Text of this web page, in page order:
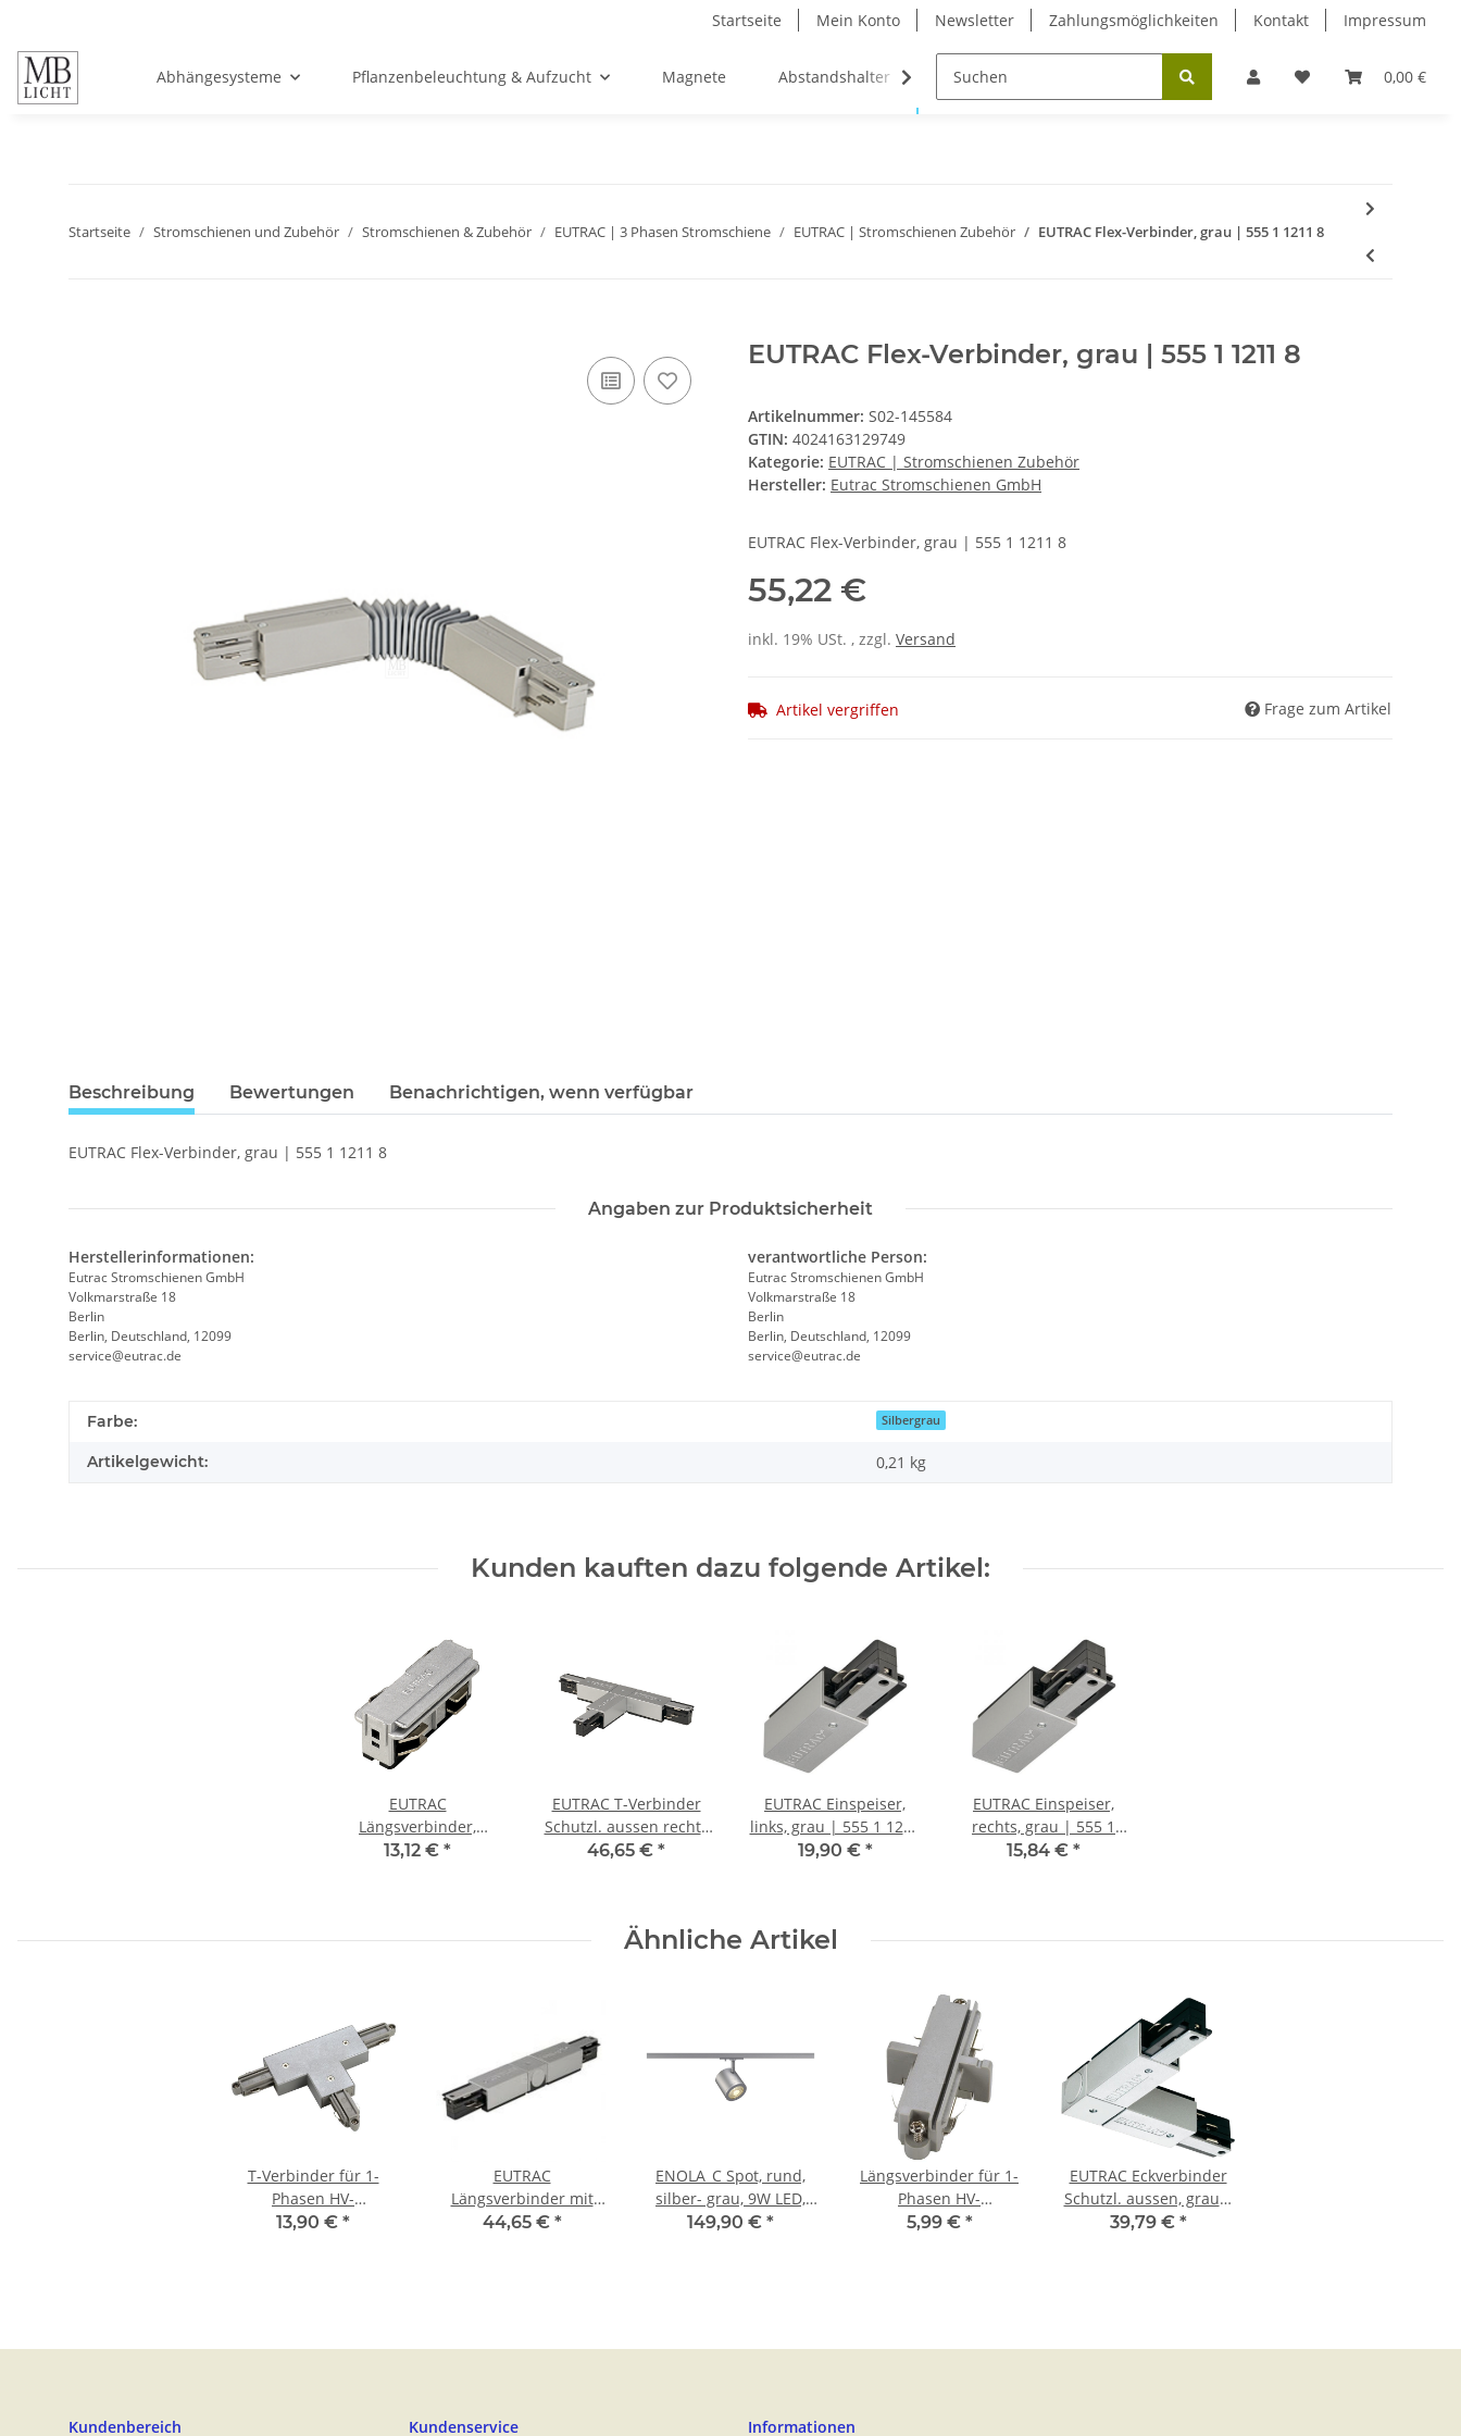
Startseite Mein Konto Newsletter Zahlungsmöglichkeiten Kontakt Impressum
0,00 €
Abhängesysteme Pflanzenbeleuchtung & Aufzucht Magnete Abstandshalter Stromschienen und Zubehör Innenbeleuchtung
Startseite Stromschienen und Zubehör Stromschienen & Zubehör EUTRAC | 3 Phasen Stromschiene EUTRAC | Stromschienen Zubehör EUTRAC Flex-Verbinder, grau | 555 1 1211 8
EUTRAC Flex-Verbinder, grau | 555 1 1211 8
Artikelnummer: S02-145584
GTIN: 4024163129749
Kategorie: EUTRAC | Stromschienen Zubehör
Hersteller: Eutrac Stromschienen GmbH
EUTRAC Flex-Verbinder, grau | 555 1 1211 8
55,22 €
inkl. 19% USt. , zzgl. Versand
Artikel vergriffen Frage zum Artikel
Beschreibung Bewertungen Benachrichtigen, wenn verfügbar
EUTRAC Flex-Verbinder, grau | 555 1 1211 8
Angaben zur Produktsicherheit
Herstellerinformationen:
Eutrac Stromschienen GmbH
Volkmarstraße 18
Berlin
Berlin, Deutschland, 12099
service@eutrac.de
verantwortliche Person:
Eutrac Stromschienen GmbH
Volkmarstraße 18
Berlin
Berlin, Deutschland, 12099
service@eutrac.de
Farbe: Silbergrau
Artikelgewicht: 0,21 kg
Kunden kauften dazu folgende Artikel:
EUTRAC
Längsverbinder,
elektrisch für 3-
13,12 € *
EUTRAC T-Verbinder
Schutzl. aussen rechts
für 3~, grau | 555 1
46,65 € *
EUTRAC Einspeiser,
links, grau | 555 1 1202
8
19,90 € *
EUTRAC Einspeiser,
rechts, grau | 555 1
1201 8
15,84 € *
Ähnliche Artikel
T-Verbinder für 1-
Phasen HV-
Stromschiene,
13,90 € *
EUTRAC
Längsverbinder mit
Einspeisemöglichkeit,
44,65 € *
ENOLA_C Spot, rund,
silber- grau, 9W LED,
3000K, 55°, inkl. 1P.-
149,90 € *
Längsverbinder für 1-
Phasen HV-
Stromschiene,
5,99 € *
EUTRAC Eckverbinder
Schutzl. aussen, grau |
555 1 1209 8
39,79 € *
Kundenbereich Kundenservice Informationen